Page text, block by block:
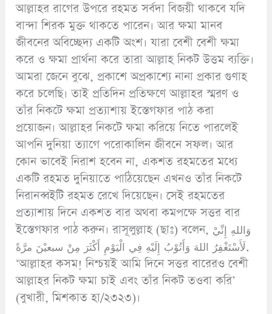
আল্লাহর রাগের উপরে রহমত সর্বদা বিজয়ী থাকবে যদি
বান্দা শিরক মুক্ত থাকতে পারেন। আর ক্ষমা মানব
জীবনের অবিচ্ছেদ্য একটি অংশ। যারা বেশী বেশী ক্ষমা
করে ও ক্ষমা প্রার্থনা করে তারা আল্লাহ নিকট উত্তম ব্যক্তি।
আমরা জেনে বুঝে, প্রকাশে অপ্রকাশ্যে নানা প্রকার গুণাহ
করে চলেছি। তাই প্রতিদিন প্রতিক্ষণে আল্লাহর স্মরণ ও
তাঁর নিকটে ক্ষমা প্রত্যাশায় ইস্তেগফার পাঠ করা
প্রয়োজন। আল্লাহর নিকটে ক্ষমা করিয়ে নিতে পারলেই
আপনি দুনিয়া ত্যাগে পরোকালিন জীবনে সফল। আর
কোন ভাবেই নিরাশ হবেন না, একশত রহমতের মধ্যে
একটি রহমত দুনিয়াতে পাঠিয়েছেন এখনও তাঁর নিকটে
নিরানব্বইটি রহমত রেখে দিয়েছেন। সেই রহমতের
প্রত্যাশায় দিনে একশত বার অথবা কমপক্ষে সত্তর বার
ইস্তেগফার পাঠ করুন। রাসূলুল্লাহ (ছাঃ) বলেন, وَاللهِ إِنِّيْ
لَأَسْتَغْفِرُ اللهَ وَأَتُوْبُ إِلَيْهِ فِي الْيَوْمِ أَكْثَرَ مِنْ سبعيْنَ مرَّةً.
‘আল্লাহর কসম! নিশ্চয়ই আমি দিনে সত্তর বারেরও বেশী
আল্লাহর নিকট ক্ষমা চাই এবং তাঁর নিকট তওবা করি’
(বুখারী, মিশকাত হা/২৩২৩)।